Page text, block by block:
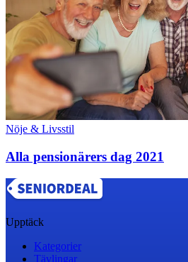
Nöje & Livsstil
Alla pensionärers dag 2021
Upptäck
Kategorier
Tävlingar